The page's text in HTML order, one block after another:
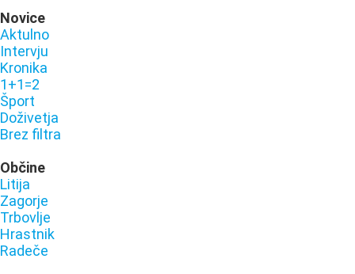
Novice
Aktulno
Intervju
Kronika
1+1=2
Šport
Doživetja
Brez filtra
Občine
Litija
Zagorje
Trbovlje
Hrastnik
Radeče